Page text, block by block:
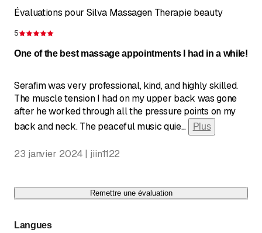
Évaluations pour Silva Massagen Therapie beauty
5
One of the best massage appointments I had in a while!
Serafim was very professional, kind, and highly skilled.
The muscle tension I had on my upper back was gone
after he worked through all the pressure points on my
back and neck. The peaceful music quie... Plus
23 janvier 2024 | jiin1122
Remettre une évaluation
Langues